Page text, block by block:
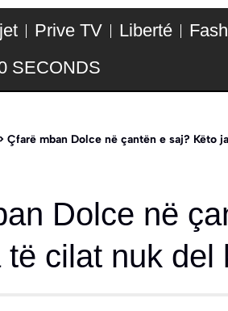
Prive TV Liberté
SECONDS
> Çfarë mban Dolce në çantën e saj? Këto
Dolce në
të cilat nuk del